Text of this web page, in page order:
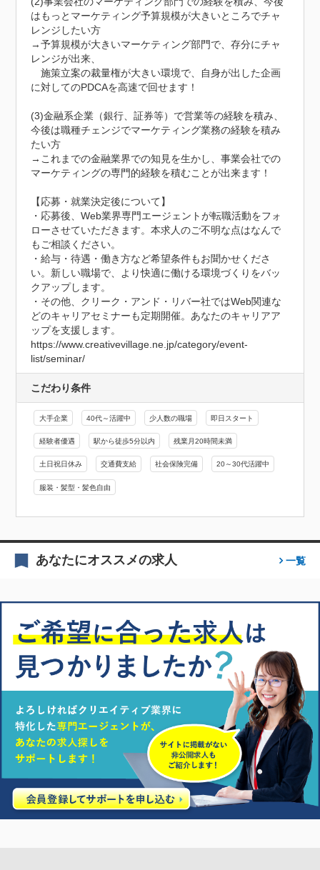
はもっとマーケティング予算規模が大きいところでチャ
レンジしたい方
→予算規模が大きいマーケティング部門で、存分にチャ
レンジが出来、
施策立案の裁量権が大きい環境で、自身が出した企画
に対してのPDCAを高速で回せます！
(3)金融系企業（銀行、証券等）で営業等の経験を積み、
今後は職種チェンジでマーケティング業務の経験を積み
たい方
→これまでの金融業界での知見を生かし、事業会社での
マーケティングの専門的経験を積むことが出来ます！
【応募・就業決定後について】
・応募後、Web業界専門エージェントが転職活動をフォ
ローさせていただきます。本求人のご不明な点はなんで
もご相談ください。
・給与・待遇・働き方など希望条件もお聞かせくださ
い。新しい職場で、より快適に働ける環境づくりをバッ
クアップします。
・その他、クリーク・アンド・リバー社ではWeb関連な
どのキャリアセミナーも定期開催。あなたのキャリアア
ップを支援します。
https://www.creativevillage.ne.jp/category/event-
list/seminar/
こだわり条件
大手企業 40代～活躍中 少人数の職場 即日スタート
経験者優遇 駅から徒歩5分以内 残業月20時間未満
土日祝日休み 交通費支給 社会保険完備 20～30代活躍中
服装・髪型・髪色自由
あなたにオススメの求人 一覧